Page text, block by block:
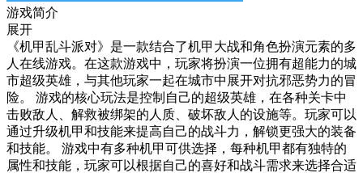
游戏简介
展开
《机甲乱斗派对》是一款结合了机甲大战和角色扮演元素的多
人在线游戏。在这款游戏中，玩家将扮演一位拥有超能力的城
市超级英雄，与其他玩家一起在城市中展开对抗邪恶势力的冒
险。 游戏的核心玩法是控制自己的超级英雄，在各种关卡中
击败敌人、解救被绑架的人质、破坏敌人的设施等。玩家可以
通过升级机甲和技能来提高自己的战斗力，解锁更强大的装备
和技能。 游戏中有多种机甲可供选择，每种机甲都有独特的
属性和技能，玩家可以根据自己的喜好和战斗需求来选择合适